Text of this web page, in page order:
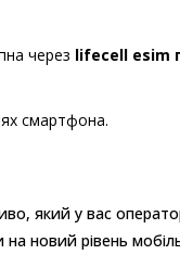
через lifecell esim
смартфона.
який у вас
новий рівень